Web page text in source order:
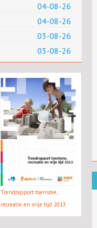
04-08-26
04-08-26
03-08-26
03-08-26
Trendrapport toerisme,
recreatie en vrije tijd 2013